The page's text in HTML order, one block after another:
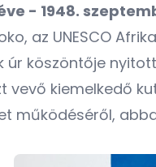
- 1948.
az UNESCO
úr köszöntője
vevő kiemelkedő
működéséről,